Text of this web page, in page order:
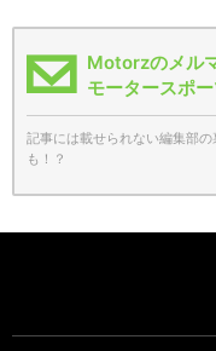
Motorzのメル
モータースポ
記事には載せられない編集部
も！？